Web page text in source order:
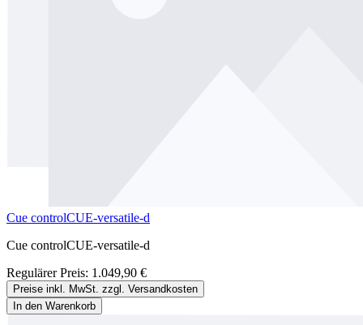
Cue controlCUE-versatile-d
Cue controlCUE-versatile-d
Regulärer Preis: 1.049,90 €
Preise inkl. MwSt. zzgl. Versandkosten
In den Warenkorb